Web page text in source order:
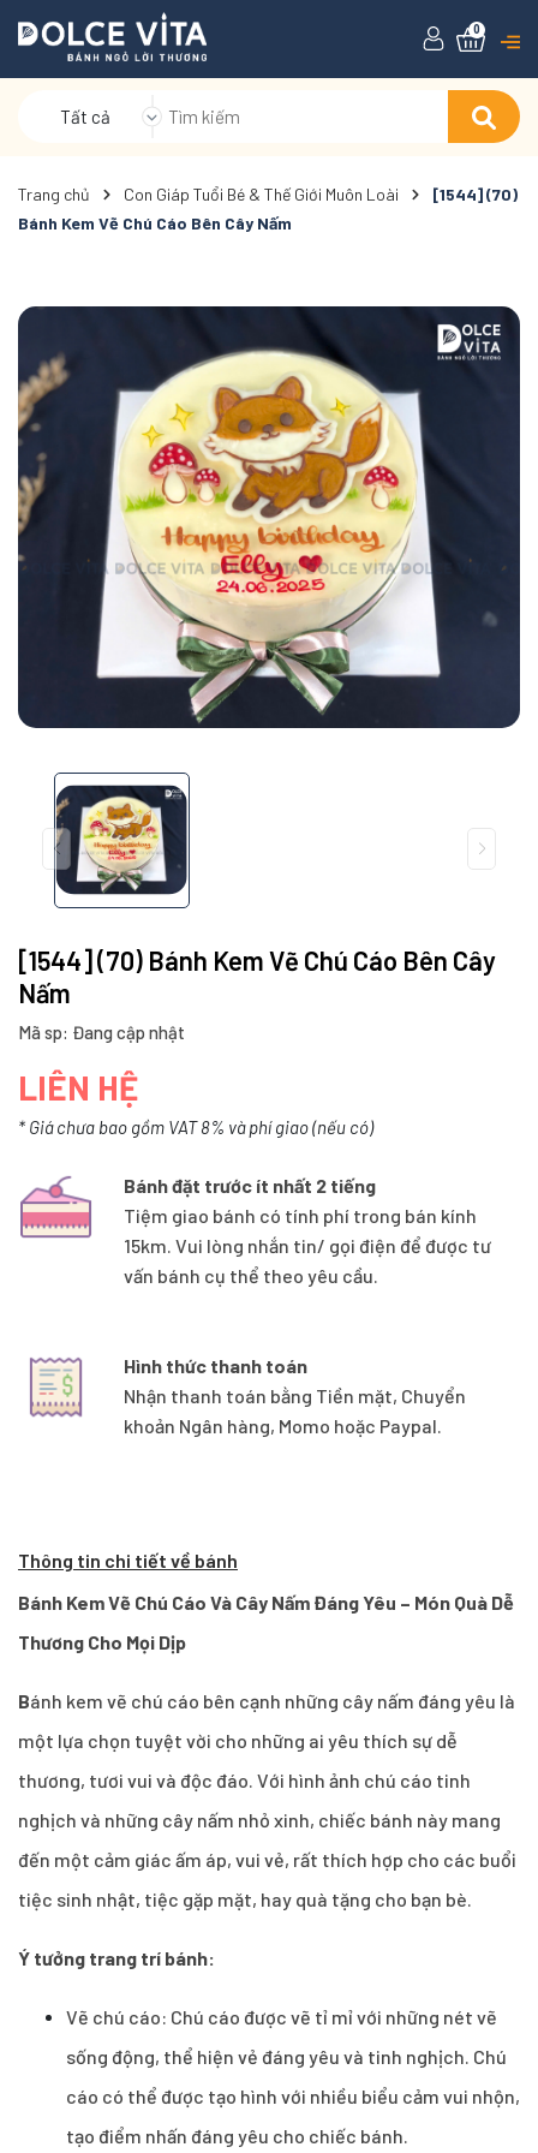
Tất cả
0
Trang chủ Con Giáp Tuổi Bé & Thế Giới Muôn Loài
[1544] (70)
Bánh Kem Vẽ Chú Cáo Bên Cây Nấm
[1544] (70) Bánh Kem Vẽ Chú Cáo Bên Cây
Nấm
Mã sp: Đang cập nhật
LIÊN HỆ
* Giá chưa bao gồm VAT 8% và phí giao (nếu có)
Bánh đặt trước ít nhất 2 tiếng
Tiệm giao bánh có tính phí trong bán kính
15km. Vui lòng nhắn tin/ gọi điện để được tư
vấn bánh cụ thể theo yêu cầu.
Hình thức thanh toán
Nhận thanh toán bằng Tiền mặt, Chuyển
khoản Ngân hàng, Momo hoặc Paypal.
Thông tin chi tiết về bánh
Bánh Kem Vẽ Chú Cáo Và Cây Nấm Đáng Yêu – Món Quà Dễ
Thương Cho Mọi Dịp
Bánh kem vẽ chú cáo bên cạnh những cây nấm đáng yêu là
một lựa chọn tuyệt vời cho những ai yêu thích sự dễ
thương, tươi vui và độc đáo. Với hình ảnh chú cáo tinh
nghịch và những cây nấm nhỏ xinh, chiếc bánh này mang
đến một cảm giác ấm áp, vui vẻ, rất thích hợp cho các buổi
tiệc sinh nhật, tiệc gặp mặt, hay quà tặng cho bạn bè.
Ý tưởng trang trí bánh:
Vẽ chú cáo: Chú cáo được vẽ tỉ mỉ với những nét vẽ
sống động, thể hiện vẻ đáng yêu và tinh nghịch. Chú
cáo có thể được tạo hình với nhiều biểu cảm vui nhộn,
tạo điểm nhấn đáng yêu cho chiếc bánh.